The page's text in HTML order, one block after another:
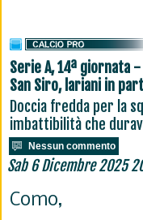
Serie A, 14ª giornata
San Siro, lariani in
Doccia fredda per la
imbattibilità che
Nessun commento
Sab 6 Dicembre 2025
Como,